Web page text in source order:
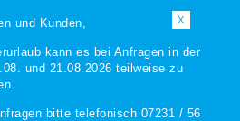
X
und Kunden,
kann es bei Anfragen in der
und 21.08.2026 teilweise zu
bitte telefonisch 07231 / 56